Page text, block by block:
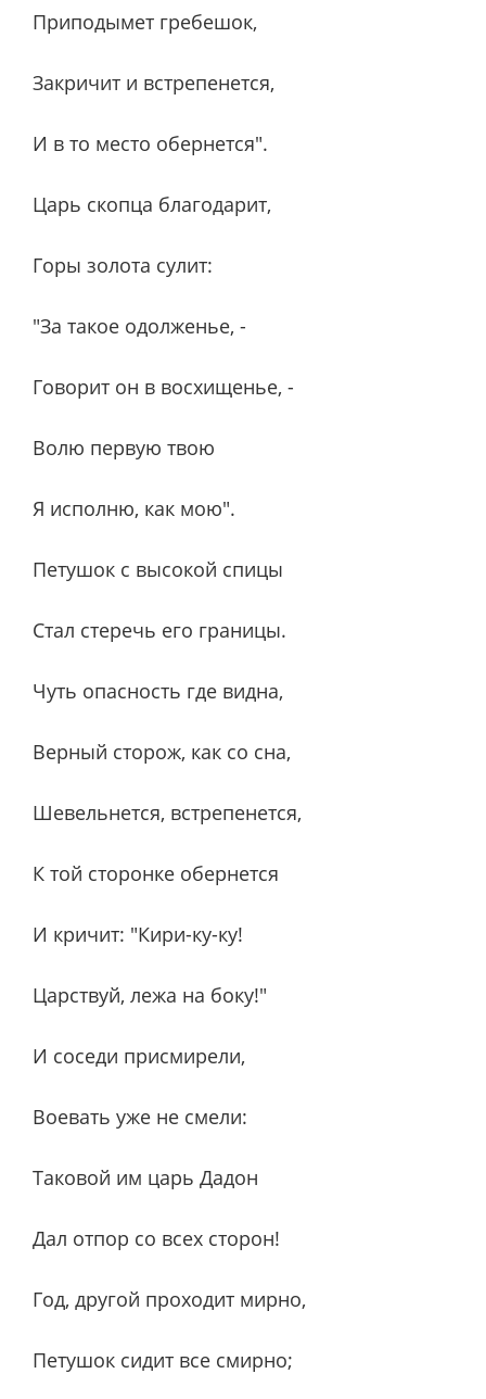
Приподымет гребешок,
Закричит и встрепенется,
И в то место обернется".
Царь скопца благодарит,
Горы золота сулит:
"За такое одолженье, -
Говорит он в восхищенье, -
Волю первую твою
Я исполню, как мою".
Петушок с высокой спицы
Стал стеречь его границы.
Чуть опасность где видна,
Верный сторож, как со сна,
Шевельнется, встрепенется,
К той сторонке обернется
И кричит: "Кири-ку-ку!
Царствуй, лежа на боку!"
И соседи присмирели,
Воевать уже не смели:
Таковой им царь Дадон
Дал отпор со всех сторон!
Год, другой проходит мирно,
Петушок сидит все смирно;